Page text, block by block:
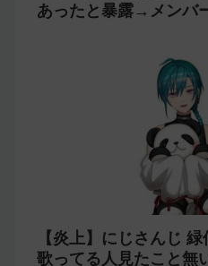
あったと暴露→メンバ
【炎上】にじさんじ
歌ってる人見たこと無